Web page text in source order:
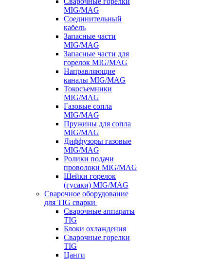
MIG/MAG
Соединительный
кабель
Запасные части
MIG/MAG
Запасные части для
горелок MIG/MAG
Направляющие
каналы MIG/MAG
Токосъемники
MIG/MAG
Газовые сопла
MIG/MAG
Пружины для сопла
MIG/MAG
Диффузоры газовые
MIG/MAG
Ролики подачи
проволоки MIG/MAG
Шейки горелок
(гусаки) MIG/MAG
Сварочное оборудование
для TIG сварки
Сварочные аппараты
TIG
Блоки охлаждения
Сварочные горелки
TIG
Цанги